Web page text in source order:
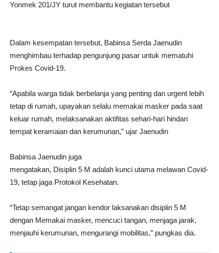
Yonmek 201/JY turut membantu kegiatan tersebut
Dalam kesempatan tersebut, Babinsa Serda Jaenudin
menghimbau terhadap pengunjung pasar untuk mematuhi
Prokes Covid-19.
“Apabila warga tidak berbelanja yang penting dan urgent lebih
tetap di rumah, upayakan selalu memakai masker pada saat
keluar rumah, melaksanakan aktifitas sehari-hari hindari
tempat keramaian dan kerumunan,” ujar Jaenudin
Babinsa Jaenudin juga
mengatakan, Disiplin 5 M adalah kunci utama melawan Covid-
19, tetap jaga Protokol Kesehatan.
“Tetap semangat jangan kendor laksanakan disiplin 5 M
dengan Memakai masker, mencuci tangan, menjaga jarak,
menjauhi kerumunan, mengurangi mobilitas,” pungkas dia.